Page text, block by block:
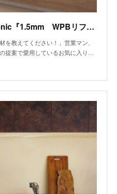
私の推し建材～Panasonic『1.5mm WPBリフォームフロアー』、アイカ工業『＋WONDERシリーズのセラール』～
を教えてください！」営業マン、
提案で愛用しているお気に入り…